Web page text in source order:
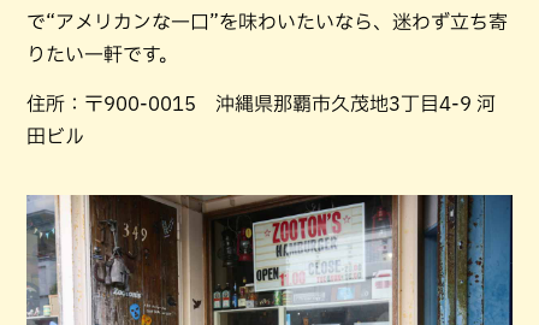
で“アメリカンな一口”を味わいたいなら、迷わず立ち寄
りたい一軒です。
住所：〒900-0015 沖縄県那覇市久茂地3丁目4-9 河
田ビル